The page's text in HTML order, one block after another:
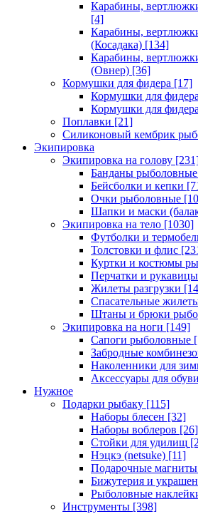
Карабины,
[4]
Карабины,
(Косадака) [134]
Карабины,
(Овнер) [36]
Кормушки для фидера [17]
Кормушки для
Кормушки для
Поплавки [21]
Силиконовый кембрик
Экипировка
Экипировка на голову
Банданы рыболовные
Бейсболки и кепки
Очки рыболовные
Шапки и маски
Экипировка на тело [1030]
Футболки и
Толстовки и флис
Куртки и костюмы
Перчатки и
Жилеты разгрузки
Спасательные
Штаны и брюки
Экипировка на ноги [149]
Сапоги рыболовные
Забродные
Наколенники для
Аксессуары для обуви
Нужное
Подарки рыбаку [115]
Наборы блесен [32]
Наборы воблеров [26]
Стойки для удилищ
Нэцкэ (netsuke) [11]
Подарочные магниты
Бижутерия и
Рыболовные
Инструменты [398]